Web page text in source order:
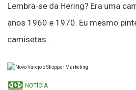
Lembra-se da Hering? Era uma
anos 1960 e 1970. Eu mesmo
camisetas...
NOTÍCIA